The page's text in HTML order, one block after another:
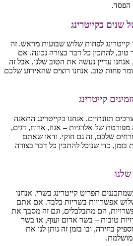
הפסד.
שנים בקייטרינג
קייטרינג לפחות שלוש שבועות מראש. זה
טוב, להתכין כל דבר בצורה נכונה. אם
עדיין נעשה את הטוב שלנו, אבל זה
פחות טוב. אנחנו רוצים שהאירוע שלכם
קייטרינג
תזונתיים. אנחנו בקייטרינג התאנה
של אלרגיות – אגוז, ארוח, דגים,
שלכם, זה גם חוקי. ודאו שאתם
כדי שנוכל להתכין כל דבר בצורה
תפריט קייטרינג בשרי. אנחנו
אפשרויות בשריות בלבד. אם אתם
לאורחים שלכם 10 אפשרויות, הם מתבלבלים, וגם זה מסבך את
טובות – בשר אדום ועוף, או בשר
בחירה, ובו בזמן זה נותן לנו את